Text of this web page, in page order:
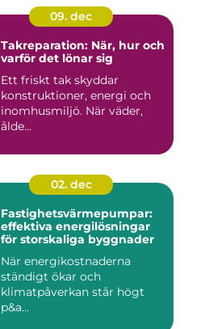
09. dec
Takreparation: När, hur och
varför det lönar sig
Ett friskt tak skyddar
konstruktioner, energi och
inomhusmiljö. När väder,
ålde...
02. dec
Fastighetsvärmepumpar:
effektiva energilösningar
för storskaliga byggnader
När energikostnaderna
ständigt ökar och
klimatpåverkan står högt
p&a...